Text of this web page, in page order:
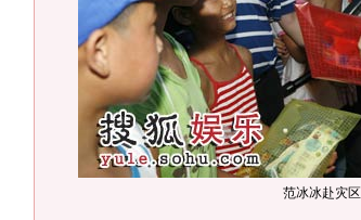
范冰冰赴灾区